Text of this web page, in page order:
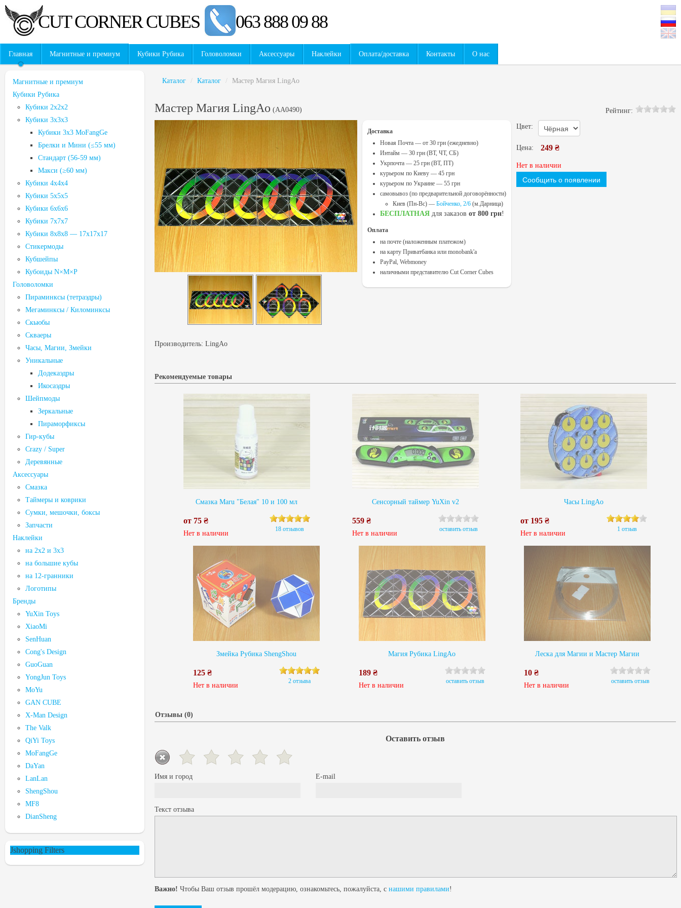
CUT CORNER CUBES 063 888 09 88
Главная Магнитные и премиум Кубики Рубика Головоломки Аксессуары Наклейки Оплата/доставка Контакты О нас
Магнитные и премиум
Кубики Рубика
Кубики 2x2x2
Кубики 3х3х3
Кубики 3х3 MoFangGe
Брелки и Мини (≤55 мм)
Стандарт (56-59 мм)
Макси (≥60 мм)
Кубики 4x4x4
Кубики 5х5х5
Кубики 6х6х6
Кубики 7х7х7
Кубики 8х8х8 — 17х17х17
Стикермоды
Кубшейпы
Кубоиды N×M×P
Головоломки
Пираминксы (тетраэдры)
Мегаминксы / Киломинксы
Скьюбы
Скваеры
Часы, Магии, Змейки
Уникальные
Додекаэдры
Икосаэдры
Шейпмоды
Зеркальные
Пираморфиксы
Гир-кубы
Crazy / Super
Деревянные
Аксессуары
Смазка
Таймеры и коврики
Сумки, мешочки, боксы
Запчасти
Наклейки
на 2х2 и 3х3
на большие кубы
на 12-гранники
Логотипы
Бренды
YuXin Toys
XiaoMi
SenHuan
Cong's Design
GuoGuan
YongJun Toys
MoYu
GAN CUBE
X-Man Design
The Valk
QiYi Toys
MoFangGe
DaYan
LanLan
ShengShou
MF8
DianSheng
Jshopping Filters
Каталог / Каталог / Мастер Магия LingAo
Мастер Магия LingAo (AA0490) Рейтинг:
Доставка
Новая Почта — от 30 грн (ежедневно)
Интайм — 30 грн (ВТ, ЧТ, СБ)
Укрпочта — 25 грн (ВТ, ПТ)
курьером по Киеву — 45 грн
курьером по Украине — 55 грн
самовывоз (по предварительной договорённости)
Киев (Пн-Вс) — Бойченко, 2/6 (м.Дарница)
БЕСПЛАТНАЯ для заказов от 800 грн!
Оплата
на почте (наложенным платежом)
на карту Приватбанка или monobank'а
PayPal, Webmoney
наличными представителю Cut Corner Cubes
Цвет:
Цена: 249 ₴
Нет в наличии
Сообщить о появлении
Производитель: LingAo
Рекомендуемые товары
Смазка Maru "Белая" 10 и 100 мл
от 75 ₴
Нет в наличии
18 отзывов
Сенсорный таймер YuXin v2
559 ₴
Нет в наличии
оставить отзыв
Часы LingAo
от 195 ₴
Нет в наличии
1 отзыв
Змейка Рубика ShengShou
125 ₴
Нет в наличии
2 отзыва
Магия Рубика LingAo
189 ₴
Нет в наличии
оставить отзыв
Леска для Магии и Мастер Магии
10 ₴
Нет в наличии
оставить отзыв
Отзывы (0)
Оставить отзыв
Имя и город E-mail
Текст отзыва
Важно! Чтобы Ваш отзыв прошёл модерацию, ознакомьтесь, пожалуйста, с нашими правилами!